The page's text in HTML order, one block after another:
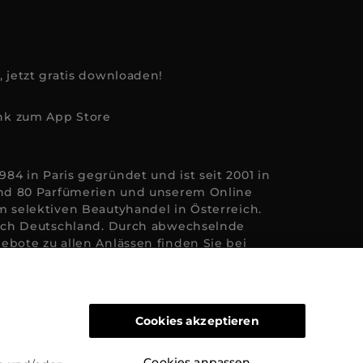
jetzt gratis downloaden!
in Paris gegründet und ist seit 2001 in
80 Parfümerien und unserem Online
selektiven Beautyhandel in Österreich.
Deutschland. Durch abwechselnde
zu allen Anlässen finden Sie bei
jeden Tag nach Wegen, um Ihnen das
Sie zu inspirieren und Sie so gut
Cookies akzeptieren